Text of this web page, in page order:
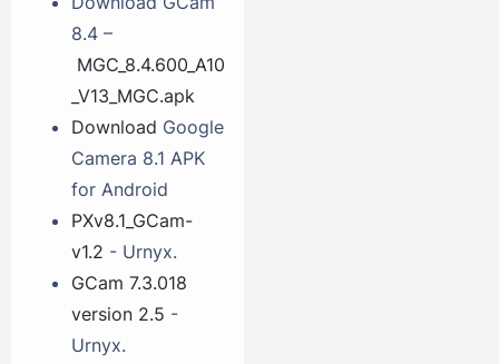
8.4 –
MGC_8.4.600_A10
_V13_MGC.apk
Download Google
Camera 8.1 APK
for Android
PXv8.1_GCam-
v1.2 - Urnyx.
GCam 7.3.018
version 2.5 -
Urnyx.